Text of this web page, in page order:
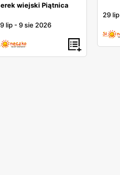
wiejski Piątnica
lip -9 sie 2026
29 lip